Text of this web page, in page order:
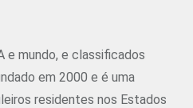
e mundo, e classificados
em 2000 e é uma
residentes nos Estados